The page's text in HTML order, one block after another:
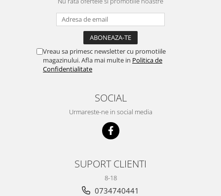
Vreau sa primesc newsletter cu promotiile
magazinului. Afla mai multe in Politica de
Confidentialitate
SOCIAL
Urmareste-ne in social media
SUPORT CLIENTI
8-18
0734740441